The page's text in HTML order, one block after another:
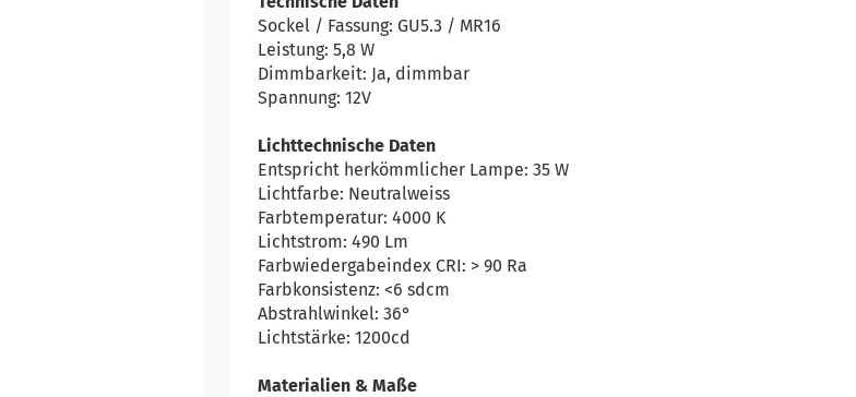
Sockel / Fassung: GU5.3 / MR16
Leistung: 5,8 W
Dimmbarkeit: Ja, dimmbar
Spannung: 12V
Lichttechnische Daten
Entspricht herkömmlicher Lampe: 35 W
Lichtfarbe: Neutralweiss
Farbtemperatur: 4000 K
Lichtstrom: 490 Lm
Farbwiedergabeindex CRI: > 90 Ra
Farbkonsistenz: <6 sdcm
Abstrahlwinkel: 36°
Lichtstärke: 1200cd
Materialien & Maße